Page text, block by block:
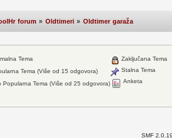
forum» Oldtimeri» Oldtimer garaža
Tema
Tema (Više od 15 odgovora)
Popularna Tema (Više od 25 odgovora)
Zaključana Tema
Stalna Tema
Anketa
SMF